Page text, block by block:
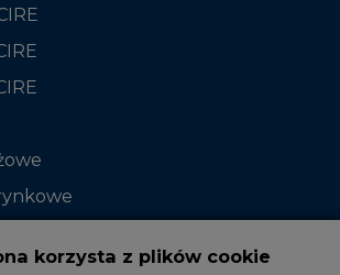
na rynku
korzysta z plików cookie